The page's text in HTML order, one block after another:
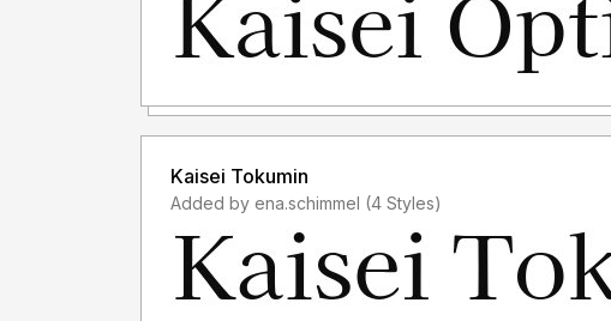
- Untuk penggunaan keperluan Perusahaan/Korporasi
- Menggunakan font ini dengan lisensi "Personal Use"
TANPA IZIN dari kami, akan dikenakan biaya
- Saya tidak menerima "lisensi font" setelah
font saya untuk keperluan komersil, padahal lisensinya
menggunakan font saya, anda membeli lisensinya di
akan "MENERIMA LISENSINYA", karena lisensi font yang
Kaisei Tokumin
Added by ena.schimmel (4 Styles)